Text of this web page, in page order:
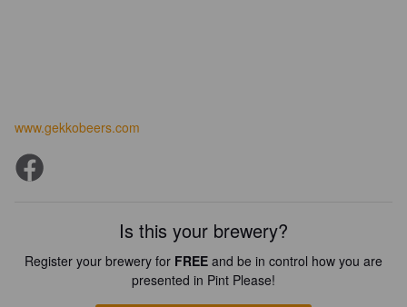
www.gekkobeers.com
Is this your brewery?
Register your brewery for FREE and be in control how you are
presented in Pint Please!